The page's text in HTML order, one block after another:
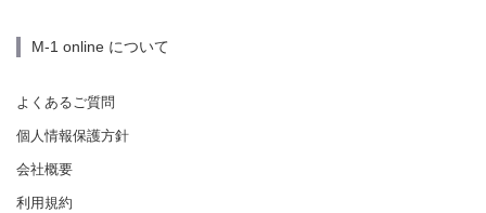
M-1 online について
よくあるご質問
個人情報保護方針
会社概要
利用規約